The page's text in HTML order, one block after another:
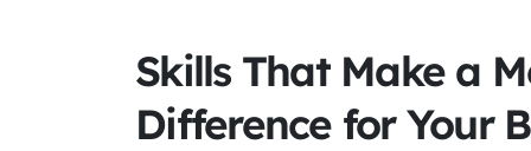
Skills That Make a
Difference for Your